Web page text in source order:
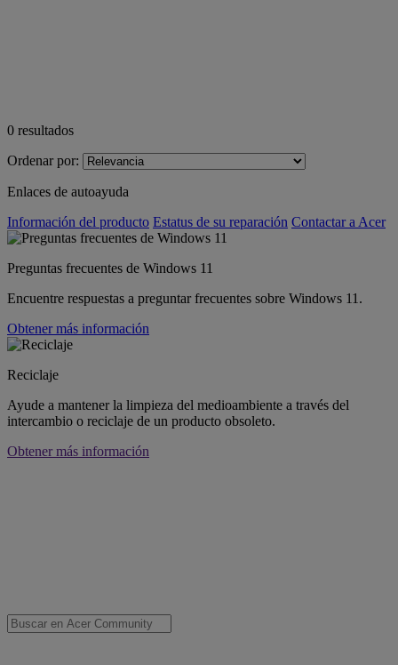
0 resultados
Ordenar por:
Enlaces de autoayuda
Información del producto Estatus de su reparación Contactar a Acer
Preguntas frecuentes de Windows 11
Encuentre respuestas a preguntar frecuentes sobre Windows 11.
Obtener más información
Reciclaje
Ayude a mantener la limpieza del medioambiente a través del
intercambio o reciclaje de un producto obsoleto.
Obtener más información